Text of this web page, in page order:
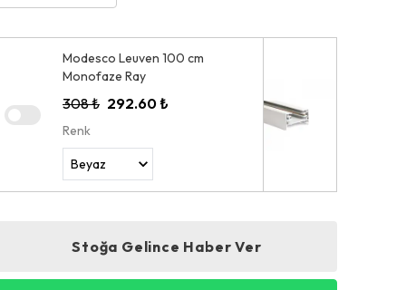
Modesco Leuven 100 cm
Monofaze Ray
308 ₺ 292.60 ₺
Renk
Stoğa Gelince Haber Ver